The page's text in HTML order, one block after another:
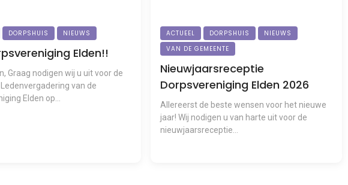
DORPSHUIS NIEUWS
Elden!!
Graag nodigen wij u uit voor de
van de
Elden op...
ACTUEEL DORPSHUIS
NIEUWS
VAN DE GEMEENTE
Nieuwjaarsreceptie
Dorpsvereniging Elden 2026
Allereerst de beste wensen voor het nieuwe
jaar! Wij nodigen u van harte uit voor de
nieuwjaarsreceptie...